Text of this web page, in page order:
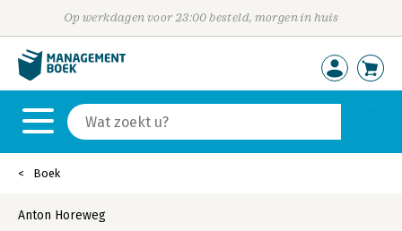
Op werkdagen voor 23:00 besteld, morgen in huis
Boek
Anton Horeweg